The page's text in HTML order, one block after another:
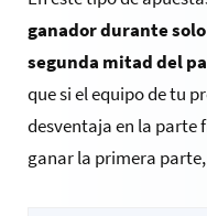
ganador durante
segunda mitad del
que si el equipo de tu
desventaja en la parte
ganar la primera